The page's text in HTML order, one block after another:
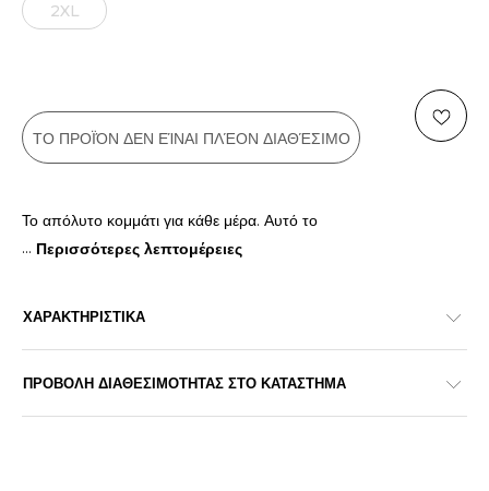
2XL
ΤΟ ΠΡΟΪΌΝ ΔΕΝ ΕΊΝΑΙ ΠΛΈΟΝ ΔΙΑΘΈΣΙΜΟ
Το απόλυτο κομμάτι για κάθε μέρα. Αυτό το
... Περισσότερες λεπτομέρειες
ΧΑΡΑΚΤΗΡΙΣΤΙΚΑ
ΠΡΟΒΟΛΗ ΔΙΑΘΕΣΙΜΟΤΗΤΑΣ ΣΤΟ ΚΑΤΑΣΤΗΜΑ